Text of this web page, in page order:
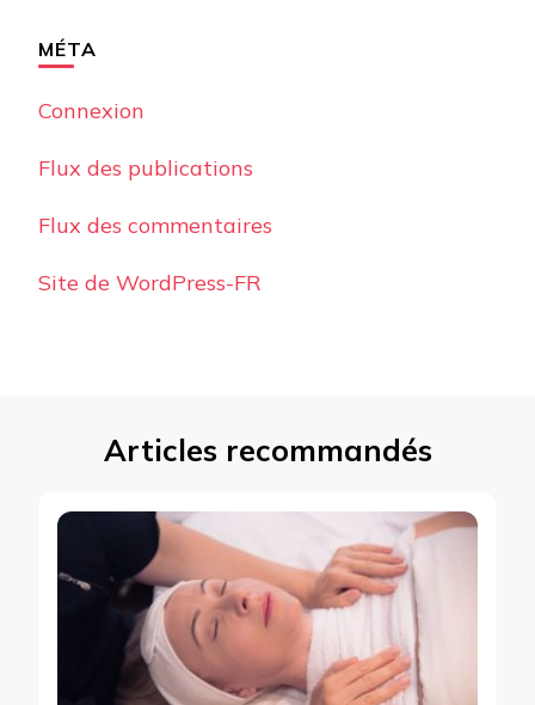
MÉTA
Connexion
Flux des publications
Flux des commentaires
Site de WordPress-FR
Articles recommandés